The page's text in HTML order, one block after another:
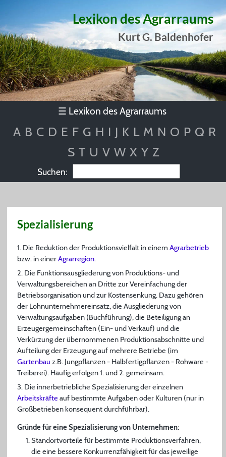
Lexikon des Agrarraums
Kurt G. Baldenhofer
☰ Lexikon des Agrarraums
A B C D E F G H I J K L M N O P Q R
S T U V W X Y Z
Suchen:
Spezialisierung
1. Die Reduktion der Produktionsvielfalt in einem Agrarbetrieb
bzw. in einerAgrarregion.
2. Die Funktionsausgliederung von Produktions- und
Verwaltungsbereichen an Dritte zur Vereinfachung der
Betriebsorganisation und zur Kostensenkung. Dazu gehören
der Lohnunternehmereinsatz, die Ausgliederung von
Verwaltungsaufgaben (Buchführung), die Beteiligung an
Erzeugergemeinschaften (Ein- und Verkauf) und die
Verkürzung der übernommenen Produktionsabschnitte und
Aufteilung der Erzeugung auf mehrere Betriebe (im
Gartenbau z.B. Jungpflanzen - Halbfertigpflanzen - Rohware -
Treiberei). Häufig erfolgen 1. und 2. gemeinsam.
3. Die innerbetriebliche Spezialisierung der einzelnen
Arbeitskräfte auf bestimmte Aufgaben oder Kulturen (nur in
Großbetrieben konsequent durchführbar).
Gründe für eine Spezialisierung von Unternehmen:
Standortvorteile für bestimmte Produktionsverfahren,
die eine bessere Konkurrenzfähigkeit für das jeweilige